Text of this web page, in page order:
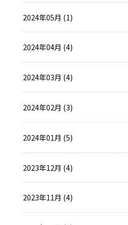
2024年05月 (1)
2024年04月 (4)
2024年03月 (4)
2024年02月 (3)
2024年01月 (5)
2023年12月 (4)
2023年11月 (4)